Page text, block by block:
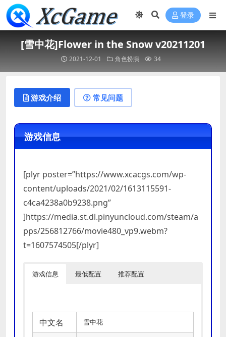
登录
[雪中花]Flower in the Snow v20211201
2021-12-01 角色扮演 34
游戏介绍 常见问题
游戏信息
[plyr poster=”https://www.xcacgs.com/wp-
content/uploads/2021/02/1613115591-
c4ca4238a0b9238.png”
]https://media.st.dl.pinyuncloud.com/steam/a
pps/256812766/movie480_vp9.webm?
t=1607574505[/plyr]
游戏信息 最低配置 推荐配置
中文名 雪中花